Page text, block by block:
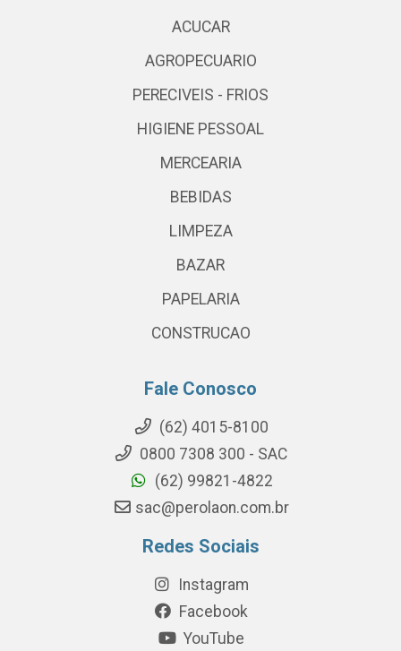
ACUCAR
AGROPECUARIO
PERECIVEIS - FRIOS
HIGIENE PESSOAL
MERCEARIA
BEBIDAS
LIMPEZA
BAZAR
PAPELARIA
CONSTRUCAO
Fale Conosco
(62) 4015-8100
0800 7308 300 - SAC
(62) 99821-4822
sac@perolaon.com.br
Redes Sociais
Instagram
Facebook
YouTube